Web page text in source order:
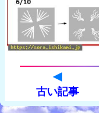
古い記事